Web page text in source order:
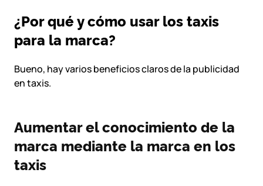
¿Por qué y cómo usar los taxis
para la marca?
Bueno, hay varios beneficios claros de la publicidad
en taxis.
Aumentar el conocimiento de la
marca mediante la marca en los
taxis